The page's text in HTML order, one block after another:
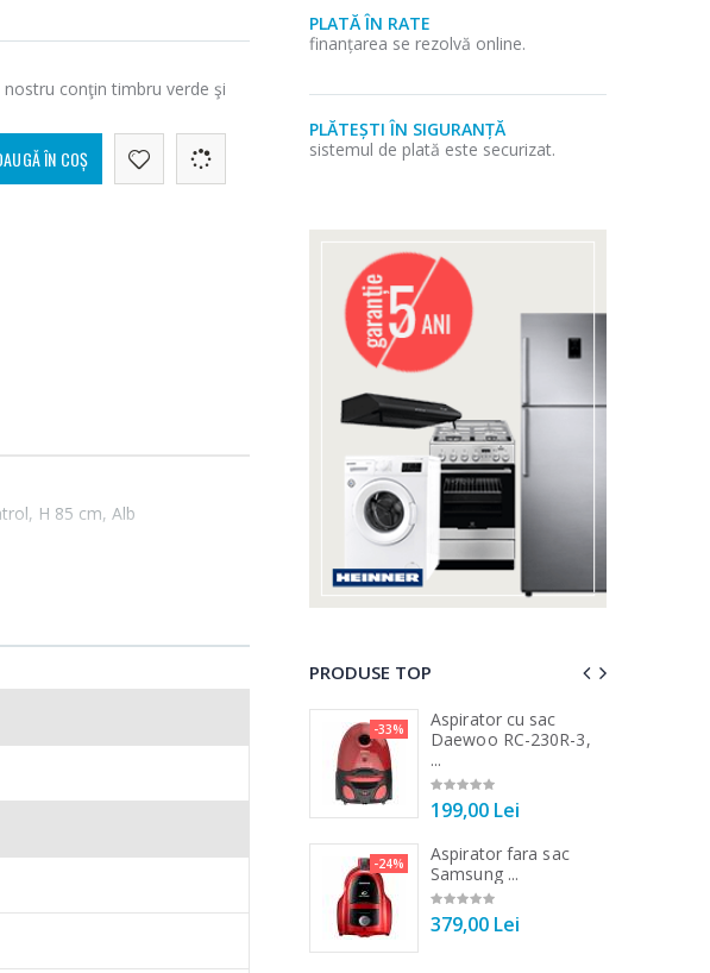
conţin timbru verde şi
ÎN COȘ
H 85 cm, Alb
PLATĂ ÎN RATE
finanțarea se rezolvă online.
PLĂTEȘTI ÎN SIGURANȚĂ
sistemul de plată este securizat.
PRODUSE TOP
-33%
199,00 Lei
-33%
Aspirator cu sac
Daewoo RC-230R-3,
...
199,00 Lei
-24%
Aspirator fara sac
Samsung ...
379,00 Lei